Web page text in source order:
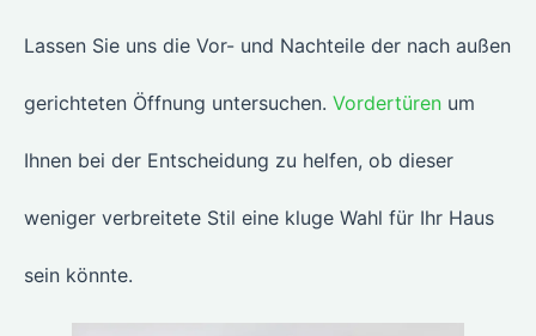
Lassen Sie uns die Vor- und Nachteile der nach außen
gerichteten Öffnung untersuchen. Vordertüren um
Ihnen bei der Entscheidung zu helfen, ob dieser
weniger verbreitete Stil eine kluge Wahl für Ihr Haus
sein könnte.